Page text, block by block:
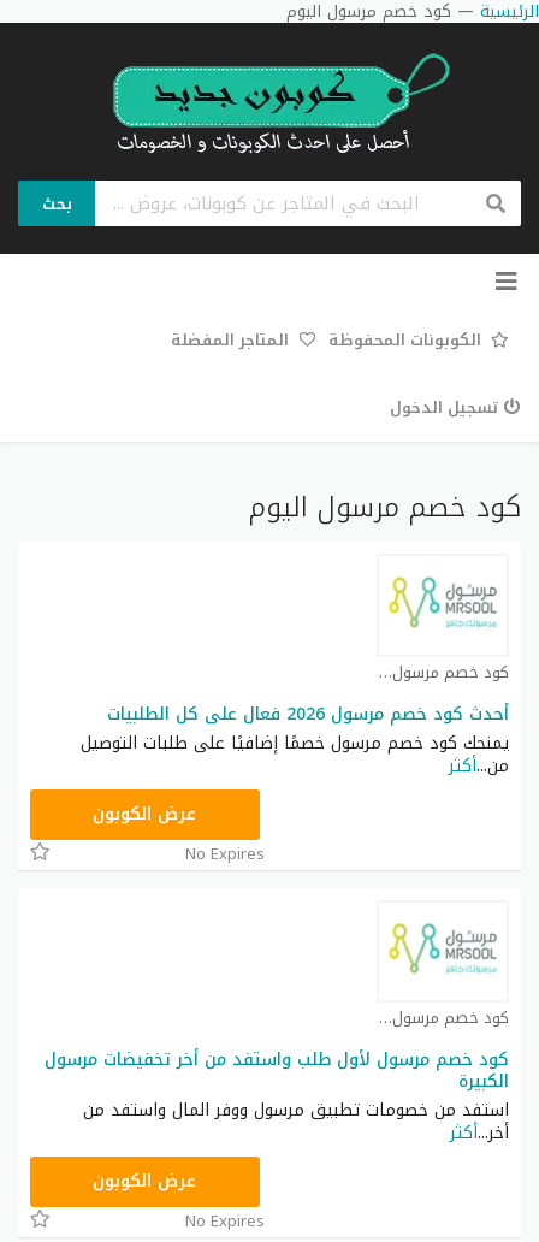
الرئيسية — كود خصم مرسول اليوم
بحث
تخطي
الكوبونات المحفوظة المتاجر المفضلة
تسجيل الدخول
كود خصم مرسول اليوم
كود خصم مرسول كوبون
أحدث كود خصم مرسول 2026 فعال على كل الطلبيات
يمنحك كود خصم مرسول خصمًا إضافيًا على طلبات التوصيل
من...أكثر
عرض الكوبون
No Expires
كود خصم مرسول كوبون
كود خصم مرسول لأول طلب واستفد من أخر تخفيضات مرسول
الكبيرة
استفد من خصومات تطبيق مرسول ووفر المال واستفد من
أخر...أكثر
9637E048عرض الكوبون
No Expires